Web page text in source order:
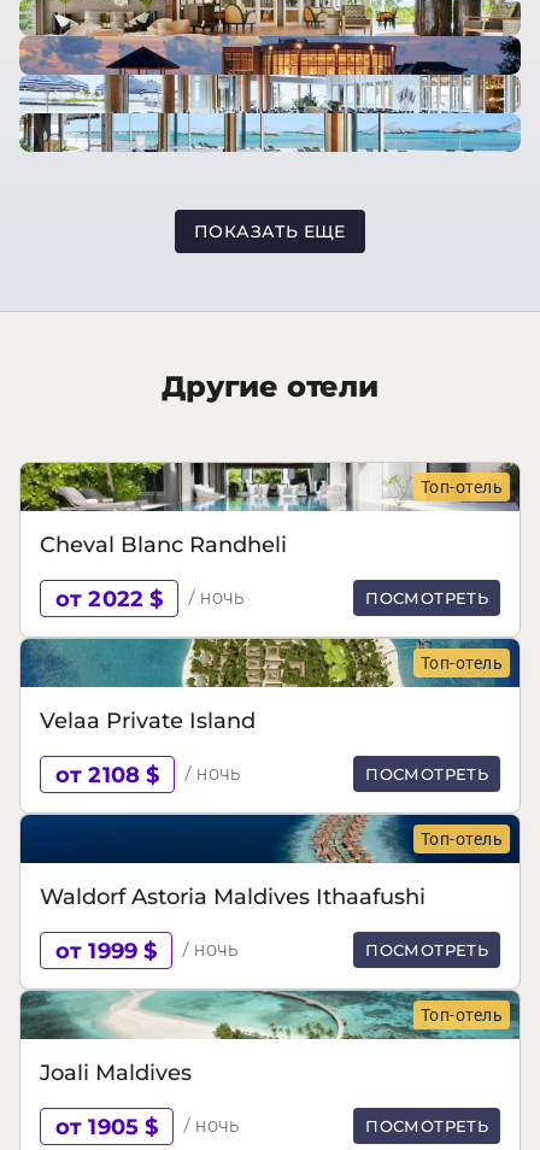
ПОКАЗАТЬ ЕЩЕ
Другие отели
Топ-отель
Cheval Blanc Randheli
от 2022 $ / ночь ПОСМОТРЕТЬ
Топ-отель
Velaa Private Island
от 2108 $ / ночь ПОСМОТРЕТЬ
Топ-отель
Waldorf Astoria Maldives Ithaafushi
от 1999 $ / ночь ПОСМОТРЕТЬ
Топ-отель
Joali Maldives
от 1905 $ / ночь ПОСМОТРЕТЬ